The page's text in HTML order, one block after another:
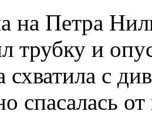
на Петра
трубку и
схватила с
спасалась